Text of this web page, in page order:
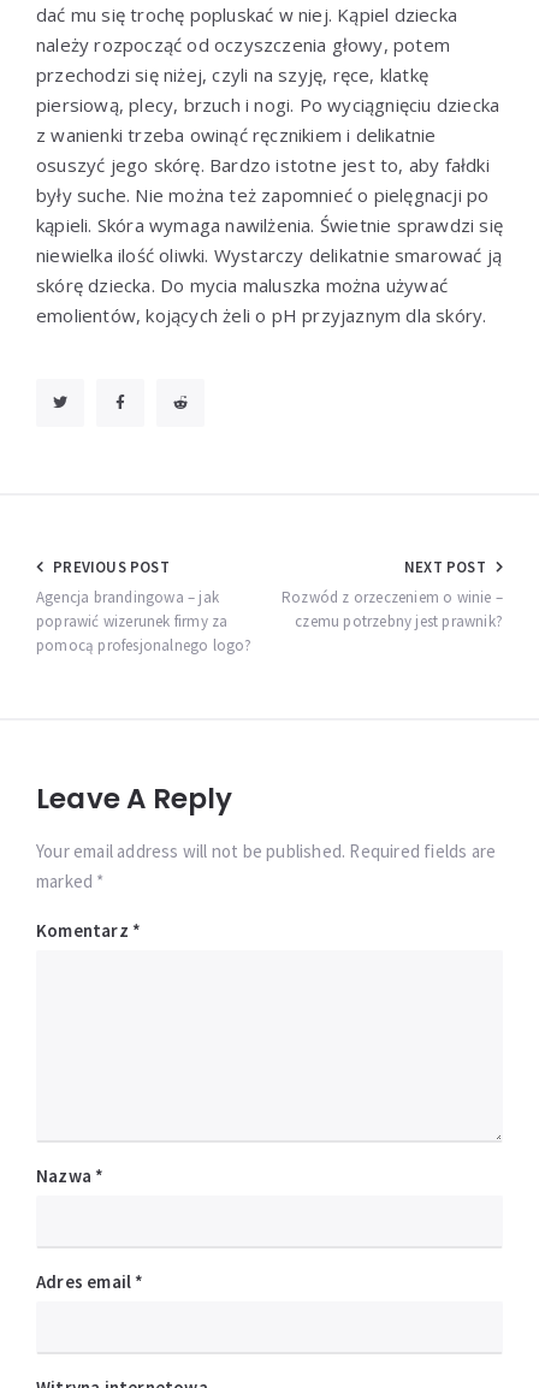
dać mu się trochę popluskać w niej. Kąpiel dziecka
należy rozpocząć od oczyszczenia głowy, potem
przechodzi się niżej, czyli na szyję, ręce, klatkę
piersiową, plecy, brzuch i nogi. Po wyciągnięciu dziecka
z wanienki trzeba owinąć ręcznikiem i delikatnie
osuszyć jego skórę. Bardzo istotne jest to, aby fałdki
były suche. Nie można też zapomnieć o pielęgnacji po
kąpieli. Skóra wymaga nawilżenia. Świetnie sprawdzi się
niewielka ilość oliwki. Wystarczy delikatnie smarować ją
skórę dziecka. Do mycia maluszka można używać
emolientów, kojących żeli o pH przyjaznym dla skóry.
Nawigacja
wpisu
PREVIOUS POST
Agencja brandingowa – jak
poprawić wizerunek firmy za
pomocą profesjonalnego logo?
NEXT POST
Rozwód z orzeczeniem o winie –
czemu potrzebny jest prawnik?
Leave A Reply
Your email address will not be published. Required fields are
marked *
Komentarz *
Nazwa *
Adres email *